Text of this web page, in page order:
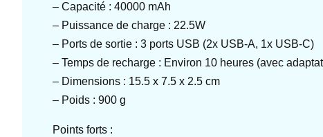
– Capacité : 40000 mAh
– Puissance de charge : 22.5W
– Ports de sortie : 3 ports USB (2x USB-A, 1x USB-C)
– Temps de recharge : Environ 10 heures (avec
– Dimensions : 15.5 x 7.5 x 2.5 cm
– Poids : 900 g
Points forts :